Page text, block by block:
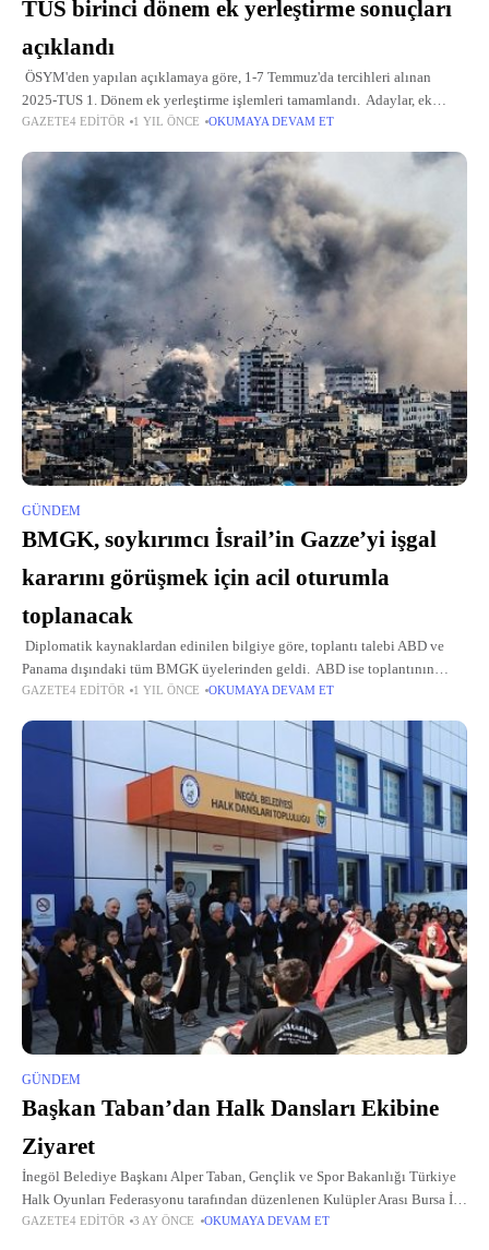
TUS birinci dönem ek yerleştirme sonuçları
açıklandı
ÖSYM'den yapılan açıklamaya göre, 1-7 Temmuz'da tercihleri alınan
2025-TUS 1. Dönem ek yerleştirme işlemleri tamamlandı. Adaylar, ek
yerleştirme sonuçlarına ÖSYM'nin "https://sonuc.osym.gov.tr" adresinden
GAZETE4 EDITÖR 1 YIL ÖNCE OKUMAYA DEVAM ET
GÜNDEM
BMGK, soykırımcı İsrail’in Gazze’yi işgal
kararını görüşmek için acil oturumla
toplanacak
Diplomatik kaynaklardan edinilen bilgiye göre, toplantı talebi ABD ve
Panama dışındaki tüm BMGK üyelerinden geldi. ABD ise toplantının
gerçekleşmemesi için ısrarlı tutum sergiledi. BMGK acil oturumu, 9
GAZETE4 EDITÖR 1 YIL ÖNCE OKUMAYA DEVAM ET
GÜNDEM
Başkan Taban’dan Halk Dansları Ekibine
Ziyaret
İnegöl Belediye Başkanı Alper Taban, Gençlik ve Spor Bakanlığı Türkiye
Halk Oyunları Federasyonu tarafından düzenlenen Kulüpler Arası Bursa İl
Yarışması’ndan 3 birincilik ve 1 ikincilik olmak üzere 4 ayrı dereceyle...
GAZETE4 EDITÖR 3 AY ÖNCE OKUMAYA DEVAM ET